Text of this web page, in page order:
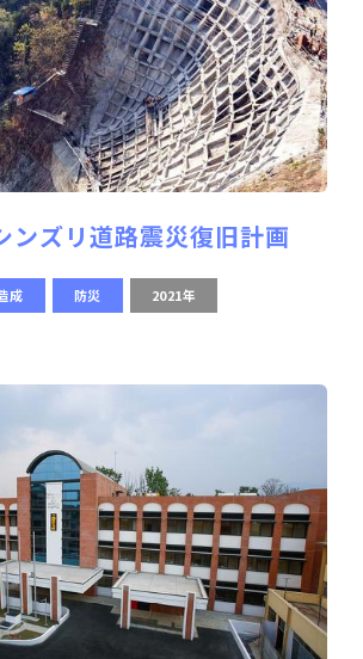
ンズリ道路震災復旧計画
成 防災 2021年